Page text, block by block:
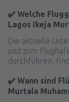
✔️ Welche
Lagos Ikeja
Die aktuelle
und zum
durchführen,
✔️ Wann sind
Murtala